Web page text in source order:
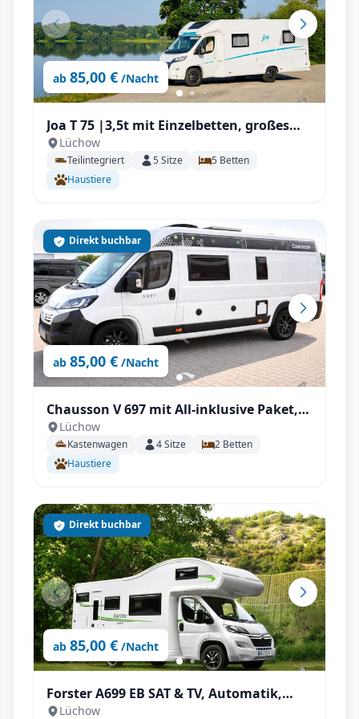
ab 85,00 € /Nacht
Joa T 75 |3,5t mit Einzelbetten, großes
Raumgefühl mit Solar, Elekt. Heizung
Lüchow
Teilintegriert 5Sitze 5 Betten
Haustiere
ab 85,00 € /Nacht
Direkt buchbar
Chausson V 697 mit All-inklusive Paket,
Längsbetten, DK-Heizung, Winterfest
Lüchow
Kastenwagen 4Sitze 2 Betten
Haustiere
ab 85,00 € /Nacht
Direkt buchbar
Forster A699 EB SAT & TV, Automatik,
Dachklima uvm.
Lüchow